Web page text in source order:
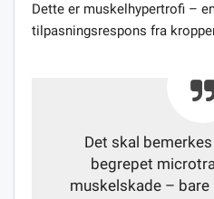
Dette er muskelhypertrofi –
tilpasningsrespons fra
Det skal
begrepet
muskelskade –